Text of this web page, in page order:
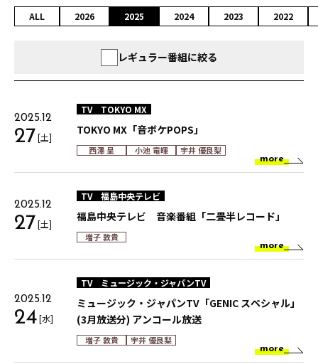
ALL 2026 2025 2024 2023 2022
レギュラー番組に絞る
2025.12
27[土]
TV TOKYO MX
TOKYO MX「音ボケPOPS」
西澤 呈 小池 竜暉 宇井 優良梨
more
2025.12
27[土]
TV 福島中央テレビ
福島中央テレビ 音楽番組「二畳半レコード」
増子 敦貴
more
2025.12
24[水]
TV ミュージック・ジャパンTV
ミュージック・ジャパンTV「GENIC スペシャル」
(3月放送分) アンコール放送
増子 敦貴 宇井 優良梨
more